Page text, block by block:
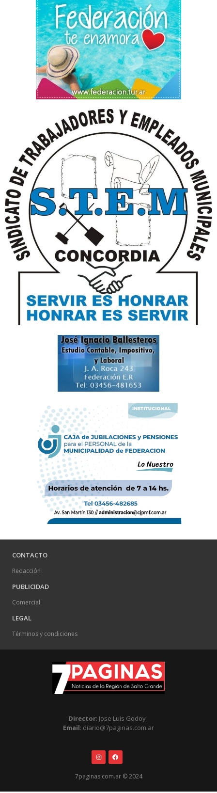
CONTACTO
Redacción
PUBLICIDAD
Comercial
LEGAL
Términos y condiciones
Director: Jose Luis Godoy
Email: diario@7paginas.com.ar
7paginas.com.ar © 2024